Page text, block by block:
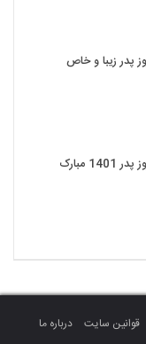
پدر زیبا و خاص
مبارک
قوانین سایت
درباره ما